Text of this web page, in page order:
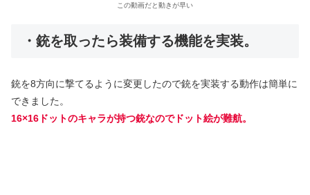
この動画だと動きが早い
・銃を取ったら装備する機能を実装。
銃を8方向に撃てるように変更したので銃を実装する動作は簡単に
できました。
16×16ドットのキャラが持つ銃なのでドット絵が難航。